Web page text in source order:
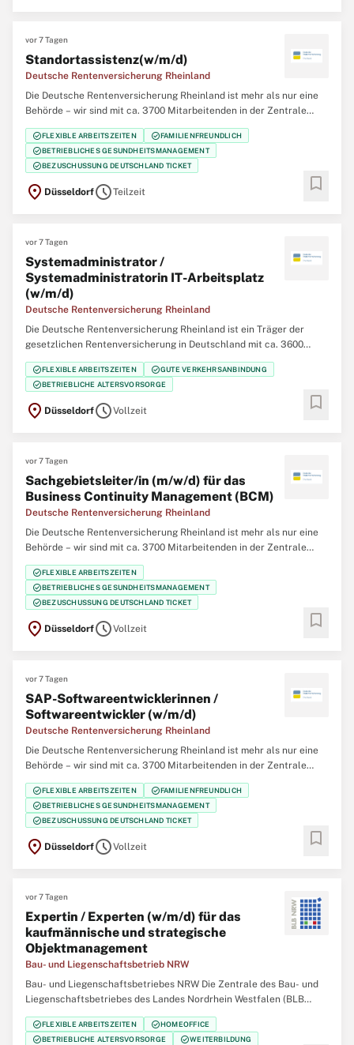
vor 7 Tagen
Standortassistenz(w/m/d)
Deutsche Rentenversicherung Rheinland
Die Deutsche Rentenversicherung Rheinland ist mehr als nur eine
Behörde – wir sind mit ca. 3700 Mitarbeitenden in der Zentrale
(Düsseldorf), 12 regionalen Service-Zentren und einem eigenem
Klinikverbund mit 5 Rehabilitationskliniken einer der größten
Regionalträger der gesetzlichen
check_circleFLEXIBLE ARBEITSZEITEN check_circleFAMILIENFREUNDLICH
check_circleBETRIEBLICHES GESUNDHEITSMANAGEMENT
check_circleBEZUSCHUSSUNG DEUTSCHLAND TICKET
location_on DüsseldorfscheduleTeilzeit bookmark
vor 7 Tagen
Systemadministrator /
Systemadministratorin IT-Arbeitsplatz
(w/m/d)
Deutsche Rentenversicherung Rheinland
Die Deutsche Rentenversicherung Rheinland ist ein Träger der
gesetzlichen Rentenversicherung in Deutschland mit ca. 3600
Mitarbeiterinnen und Mitarbeitern in der Hauptverwaltung in
Düsseldorf, 12 regionalen Service-Zentren im Bereich der
Regierungsbezirke Düsseldorf und Köln und 5
check_circleFLEXIBLE ARBEITSZEITEN check_circleGUTE VERKEHRSANBINDUNG
check_circleBETRIEBLICHE ALTERSVORSORGE
location_on DüsseldorfscheduleVollzeit bookmark
vor 7 Tagen
Sachgebietsleiter/in (m/w/d) für das
Business Continuity Management (BCM)
Deutsche Rentenversicherung Rheinland
Die Deutsche Rentenversicherung Rheinland ist mehr als nur eine
Behörde – wir sind mit ca. 3700 Mitarbeitenden in der Zentrale
(Düsseldorf), 12 regionalen Service-Zentren und einem eigenem
Klinikverbund mit 5 Rehabilitationskliniken einer der größten
Regionalträger der gesetzlichen
check_circleFLEXIBLE ARBEITSZEITEN
check_circleBETRIEBLICHES GESUNDHEITSMANAGEMENT
check_circleBEZUSCHUSSUNG DEUTSCHLAND TICKET
location_on DüsseldorfscheduleVollzeit bookmark
vor 7 Tagen
SAP-Softwareentwicklerinnen /
Softwareentwickler (w/m/d)
Deutsche Rentenversicherung Rheinland
Die Deutsche Rentenversicherung Rheinland ist mehr als nur eine
Behörde – wir sind mit ca. 3700 Mitarbeitenden in der Zentrale
(Düsseldorf), 12 regionalen Service-Zentren und einem eigenem
Klinikverbund mit 5 Rehabilitationskliniken einer der größten
Regionalträger der gesetzlichen
check_circleFLEXIBLE ARBEITSZEITEN check_circleFAMILIENFREUNDLICH
check_circleBETRIEBLICHES GESUNDHEITSMANAGEMENT
check_circleBEZUSCHUSSUNG DEUTSCHLAND TICKET
location_on DüsseldorfscheduleVollzeit bookmark
vor 7 Tagen
Expertin / Experten (w/m/d) für das
kaufmännische und strategische
Objektmanagement
Bau- und Liegenschaftsbetrieb NRW
Bau- und Liegenschaftsbetriebes NRW Die Zentrale des Bau- und
Liegenschaftsbetriebes des Landes Nordrhein Westfalen (BLB
NRW) sucht zum nächstmöglichen Zeitpunkt eine/n Expertin /
Experten (w/m/d) für das kaufmännische und strategische
check_circleFLEXIBLE ARBEITSZEITEN check_circleHOMEOFFICE
check_circleBETRIEBLICHE ALTERSVORSORGE check_circleWEITERBILDUNG